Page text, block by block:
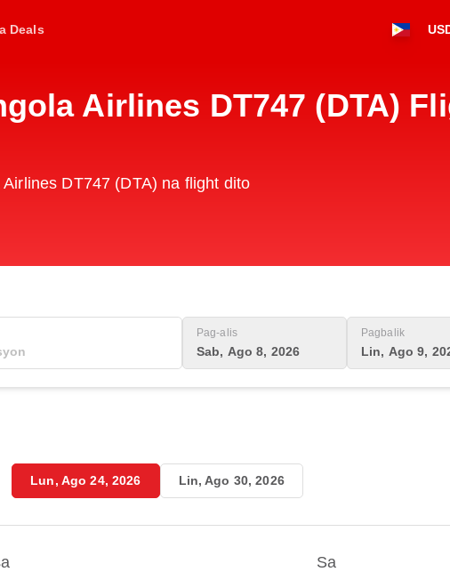
Deals
Airlines DT747 (DTA)
DT747 (DTA) na flight dito
Pag-alis
Sab, Ago 8, 2026
Pagbalik
Lin, Ago 9,
Lun, Ago 24, 2026 Lin, Ago 30, 2026
Sa